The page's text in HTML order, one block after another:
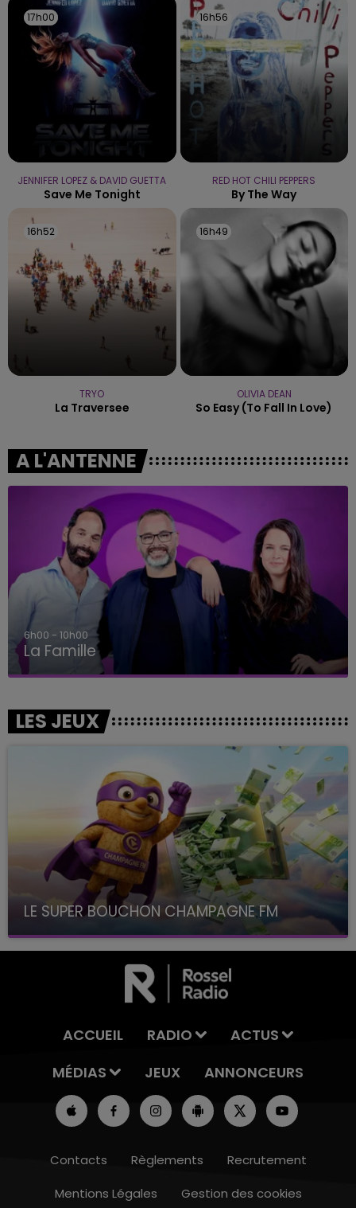
17h00
17h00
JENNIFER LOPEZ & DAVID GUETTA
Save Me Tonight
16h56
16h56
RED HOT CHILI PEPPERS
By The Way
16h52
16h52
TRYO
La Traversee
16h49
16h49
OLIVIA DEAN
So Easy (to Fall In Love)
A L'ANTENNE
6h00 - 10h00
La Famille
LES JEUX
LE SUPER BOUCHON CHAMPAGNE FM
avec La Famille Champagne FM, à 8H10
ACCUEIL RADIO
ACTUS
MÉDIAS
JEUX ANNONCEURS
Contacts Règlements
Recrutement
Mentions Légales
Gestion des cookies